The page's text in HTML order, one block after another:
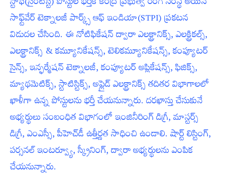
సాఫ్ట్‌వేర్‌ టెక్నాలజీ పార్క్స్‌ ఆఫ్‌ ఇండియా(STPI) ప్రకటన
విడుదల చేసింది. ఈ నోటిఫికేషన్ ద్వారా ఎలక్ట్రానిక్స్, ఎలక్ట్రికల్స్,
ఎలక్ట్రానిక్స్ & కమ్యూనికేషన్స్, టెలికమ్యూనికేషన్స్, కంప్యూటర్
సైన్స్, ఇన్ఫర్మేషన్ టెక్నాలజీ, కంప్యూటర్ అప్లికేషన్స్‌, ఫిజిక్స్,
మ్యాథమెటిక్స్, స్టాటిస్టిక్స్, అప్లైడ్ ఎలక్ట్రానిక్స్ తదితర విభాగాలలో
ఖాళీగా ఉన్న పోస్టులను భర్తీ చేయనున్నారు. దరఖాస్తు చేసుకునే
అభ్యర్థులు సంబంధిత విభాగంలో ఇంజినీరింగ్‌ డిగ్రీ, మాస్టర్స్‌
డిగ్రీ, ఎంఎస్సీ, పీహెచ్‌డీ ఉత్తీర్ణత సాధించి ఉండాలి. షార్ట్‌ లిస్టింగ్‌,
పర్సనల్‌ ఇంటర్వ్యూ, స్క్రీనింగ్‌, ద్వారా అభ్యర్థులను ఎంపిక
చేయనున్నారు.